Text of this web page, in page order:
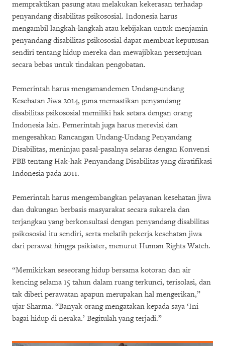
mempraktikan pasung atau melakukan kekerasan terhadap
penyandang disabilitas psikososial. Indonesia harus
mengambil langkah-langkah atau kebijakan untuk menjamin
penyandang disabilitas psikososial dapat membuat keputusan
sendiri tentang hidup mereka dan mewajibkan persetujuan
secara bebas untuk tindakan pengobatan.
Pemerintah harus mengamandemen Undang-undang
Kesehatan Jiwa 2014, guna memastikan penyandang
disabilitas psikososial memiliki hak setara dengan orang
Indonesia lain. Pemerintah juga harus merevisi dan
mengesahkan Rancangan Undang-Undang Penyandang
Disabilitas, meninjau pasal-pasalnya selaras dengan Konvensi
PBB tentang Hak-hak Penyandang Disabilitas yang diratifikasi
Indonesia pada 2011.
Pemerintah harus mengembangkan pelayanan kesehatan jiwa
dan dukungan berbasis masyarakat secara sukarela dan
terjangkau yang berkonsultasi dengan penyandang disabilitas
psikososial itu sendiri, serta melatih pekerja kesehatan jiwa
dari perawat hingga psikiater, menurut Human Rights Watch.
“Memikirkan seseorang hidup bersama kotoran dan air
kencing selama 15 tahun dalam ruang terkunci, terisolasi, dan
tak diberi perawatan apapun merupakan hal mengerikan,”
ujar Sharma. “Banyak orang mengatakan kepada saya ‘Ini
bagai hidup di neraka.’ Begitulah yang terjadi.”